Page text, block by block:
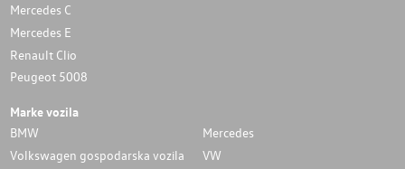
Mercedes C
Mercedes E
Renault Clio
Peugeot 5008
Marke vozila
BMW
Mercedes
Volkswagen gospodarska vozila
VW